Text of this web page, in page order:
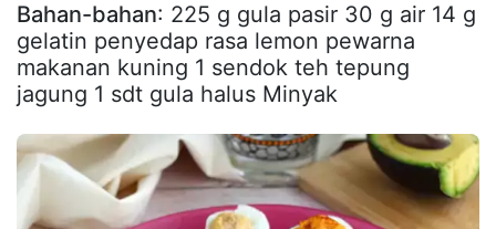
Bahan-bahan: 225 g gula pasir 30 g air 14 g
gelatin penyedap rasa lemon pewarna
makanan kuning 1 sendok teh tepung
jagung 1 sdt gula halus Minyak